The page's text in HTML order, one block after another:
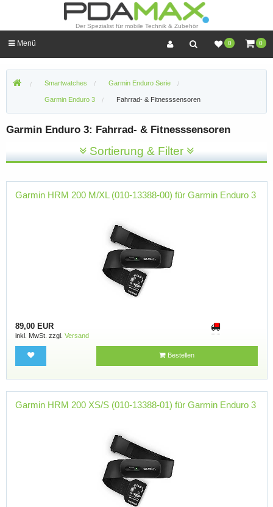
Der Spezialist für mobile Technik & Zubehör
0 0
Menü
Smartwatches Garmin Enduro Serie
Garmin Enduro 3 Fahrrad- & Fitnesssensoren
Garmin Enduro 3: Fahrrad- & Fitnesssensoren
Sortierung & Filter
Garmin HRM 200 M/XL (010-13388-00) für Garmin Enduro 3
89,00 EUR
inkl. MwSt. zzgl. Versand
Bestellen
Garmin HRM 200 XS/S (010-13388-01) für Garmin Enduro 3